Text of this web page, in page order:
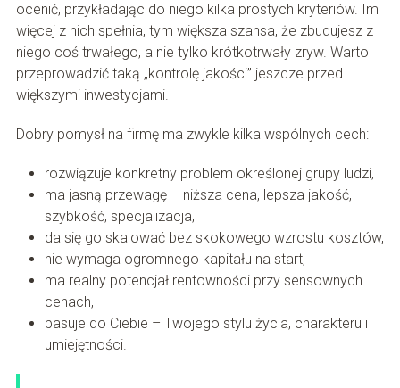
ocenić, przykładając do niego kilka prostych kryteriów. Im
więcej z nich spełnia, tym większa szansa, że zbudujesz z
niego coś trwałego, a nie tylko krótkotrwały zryw. Warto
przeprowadzić taką „kontrolę jakości” jeszcze przed
większymi inwestycjami.
Dobry pomysł na firmę ma zwykle kilka wspólnych cech:
rozwiązuje konkretny problem określonej grupy ludzi,
ma jasną przewagę – niższa cena, lepsza jakość,
szybkość, specjalizacja,
da się go skalować bez skokowego wzrostu kosztów,
nie wymaga ogromnego kapitału na start,
ma realny potencjał rentowności przy sensownych
cenach,
pasuje do Ciebie – Twojego stylu życia, charakteru i
umiejętności.